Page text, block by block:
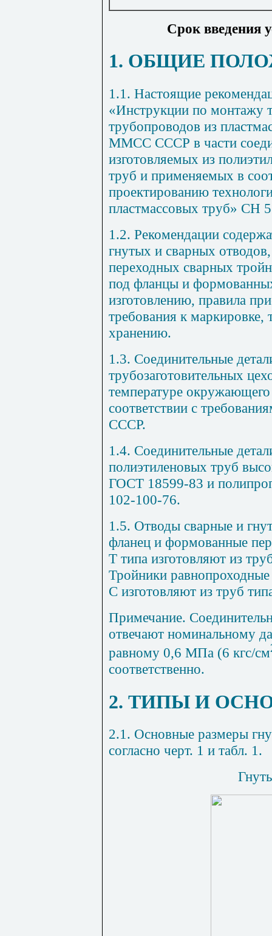
Срок введения
1. ОБЩИЕ
1.1. Настоящие
«Инструкции по монтажу
трубопроводов из
ММСС СССР в части
изготовляемых из
труб и применяемых в
проектированию
пластмассовых труб» СН
1.2. Рекомендации
гнутых и сварных
переходных сварных
под фланцы и
изготовлению, правила
требования к маркировке,
хранению.
1.3. Соединительные
трубозаготовительных
температуре
соответствии с
СССР.
1.4. Соединительные
полиэтиленовых труб
ГОСТ 18599-83 и
102-100-76.
1.5. Отводы сварные и
фланец и формованные
Т типа изготовляют из
Тройники
С изготовляют из труб
Примечание.
отвечают номинальному
равному 0,6 МПа (6 кгс/см
соответственно.
2. ТИПЫ И
2.1. Основные размеры
согласно черт. 1 и табл. 1.